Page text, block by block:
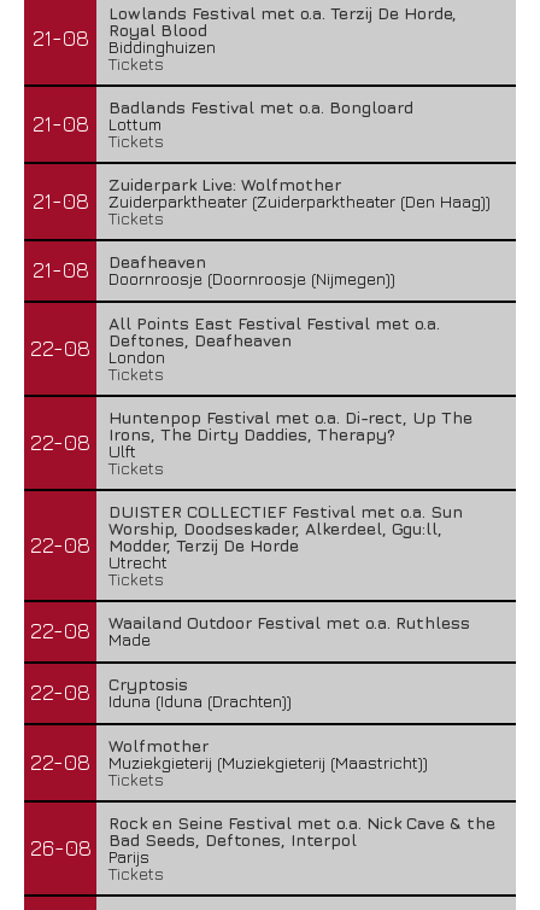
21-08
Lowlands Festival met o.a. Terzij De Horde,
Royal Blood
Biddinghuizen
Tickets
21-08
Badlands Festival met o.a. Bongloard
Lottum
Tickets
21-08
Zuiderpark Live: Wolfmother
Zuiderparktheater (Zuiderparktheater (Den Haag))
Tickets
21-08
Deafheaven
Doornroosje (Doornroosje (Nijmegen))
22-08
All Points East Festival Festival met o.a.
Deftones, Deafheaven
London
Tickets
22-08
Huntenpop Festival met o.a. Di-rect, Up The
Irons, The Dirty Daddies, Therapy?
Ulft
Tickets
22-08
DUISTER COLLECTIEF Festival met o.a. Sun
Worship, Doodseskader, Alkerdeel, Ggu:ll,
Modder, Terzij De Horde
Utrecht
Tickets
22-08
Waailand Outdoor Festival met o.a. Ruthless
Made
22-08
Cryptosis
Iduna (Iduna (Drachten))
22-08
Wolfmother
Muziekgieterij (Muziekgieterij (Maastricht))
Tickets
26-08
Rock en Seine Festival met o.a. Nick Cave & the
Bad Seeds, Deftones, Interpol
Parijs
Tickets